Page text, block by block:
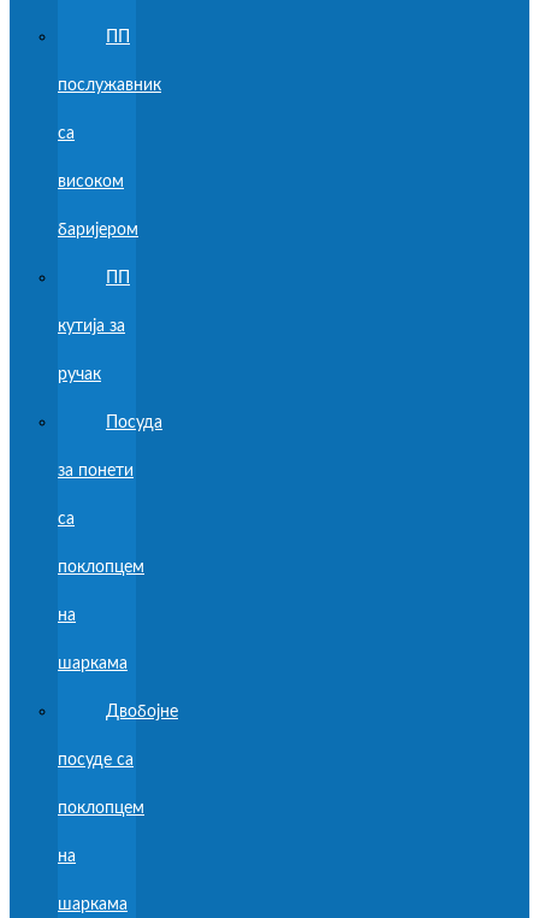
послужавник
са
високом
баријером
кутија за
ручак
Посуда
за понети
са
поклопцем
на
шаркама
Двобојне
посуде са
поклопцем
на
шаркама